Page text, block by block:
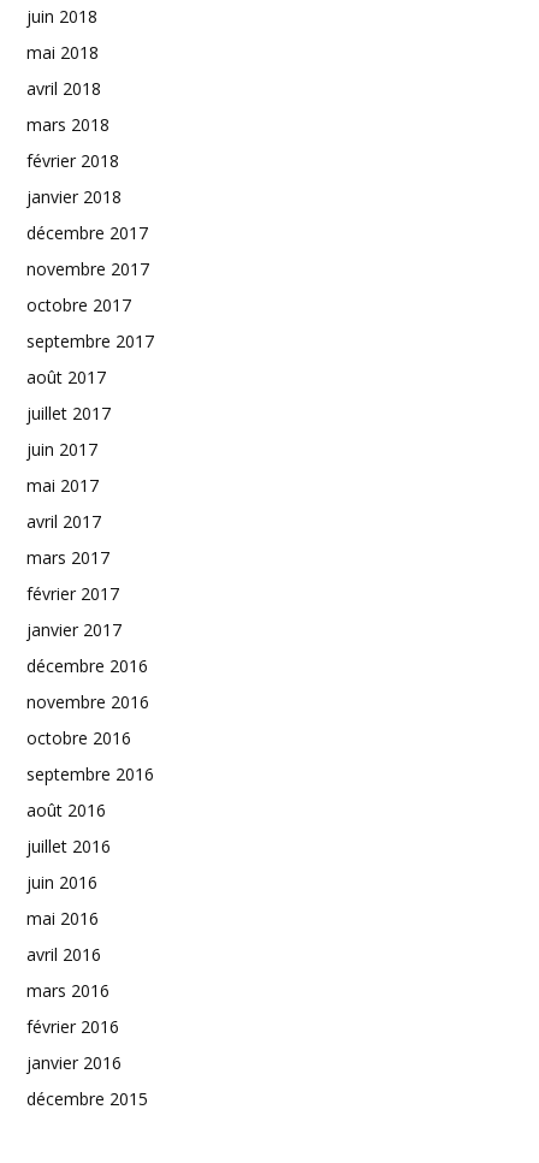
juin 2018
mai 2018
avril 2018
mars 2018
février 2018
janvier 2018
décembre 2017
novembre 2017
octobre 2017
septembre 2017
août 2017
juillet 2017
juin 2017
mai 2017
avril 2017
mars 2017
février 2017
janvier 2017
décembre 2016
novembre 2016
octobre 2016
septembre 2016
août 2016
juillet 2016
juin 2016
mai 2016
avril 2016
mars 2016
février 2016
janvier 2016
décembre 2015